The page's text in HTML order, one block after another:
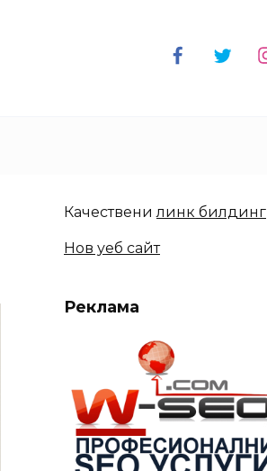
Качественилинк билдинг
Нов уеб сайт
Реклама